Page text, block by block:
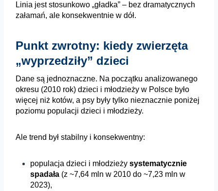
Linia jest stosunkowo „gładka” – bez dramatycznych
załamań, ale konsekwentnie w dół.
Punkt zwrotny: kiedy zwierzęta
„wyprzedziły” dzieci
Dane są jednoznaczne. Na początku analizowanego
okresu (2010 rok) dzieci i młodzieży w Polsce było
więcej niż kotów, a psy były tylko nieznacznie poniżej
poziomu populacji dzieci i młodzieży.
Ale trend był stabilny i konsekwentny:
populacja dzieci i młodzieży systematycznie
spadała (z ~7,64 mln w 2010 do ~7,23 mln w
2023),